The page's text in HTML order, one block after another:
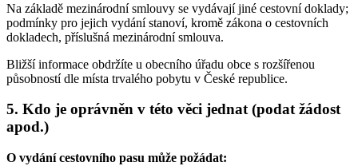
Na základě mezinárodní smlouvy se vydávají jiné cestovní doklady;
podmínky pro jejich vydání stanoví, kromě zákona o cestovních
dokladech, příslušná mezinárodní smlouva.
Bližší informace obdržíte u obecního úřadu obce s rozšířenou
působností dle místa trvalého pobytu v České republice.
5. Kdo je oprávněn v této věci jednat (podat žádost
apod.)
O vydání cestovního pasu může požádat: